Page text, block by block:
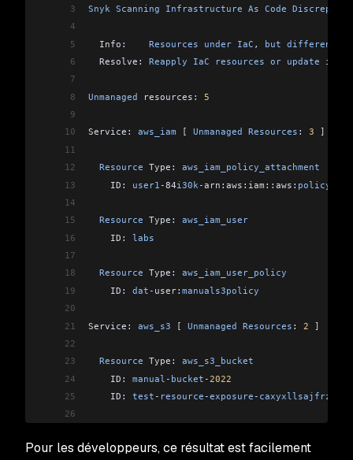
3
Snyk Scanning Infrastructure As Code
4
5
  Info:
Resources under IaC , but different
6
  Resolve:
Reapply IaC resources or update into
7
8
Unmanaged resources: 5
9
10
Service: aws_iam [ Unmanaged Resources : 3 ]
11
12
  Resource
Type: aws_iam_policy_attachment
13
    ID:
user1 -84i30k -arn:aws:iam::aws: policy
14
15
  Resource
Type: aws_iam_user
16
    ID:
labs
17
18
  Resource
Type: aws_iam_user_policy
19
    ID:
dat - user: manuals3policy
20
21
Service: aws_s3 [ Unmanaged Resources : 2 ]
22
23
  Resource
Type: aws_s3_bucket
24
    ID:
manual - bucket -2022
25
    ID:
test - resource -exposure - caxyxllsajfrzbwe
26
28
Pour les développeurs, ce résultat est facilement